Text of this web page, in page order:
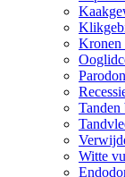
Kronen
Tanden
Witte